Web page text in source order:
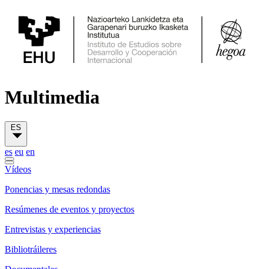
Multimedia
ES
es eu en
Vídeos
Ponencias y mesas redondas
Resúmenes de eventos y proyectos
Entrevistas y experiencias
Bibliotráileres